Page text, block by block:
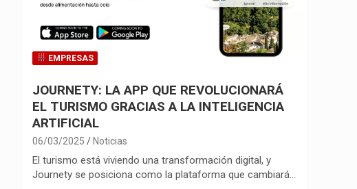
EMPRESAS
JOURNETY: LA APP QUE REVOLUCIONARÁ
EL TURISMO GRACIAS A LA INTELIGENCIA
ARTIFICIAL
06/03/2025 Noticias
El turismo está viviendo una transformación digital, y
Journety se posiciona como la plataforma que cambiará…